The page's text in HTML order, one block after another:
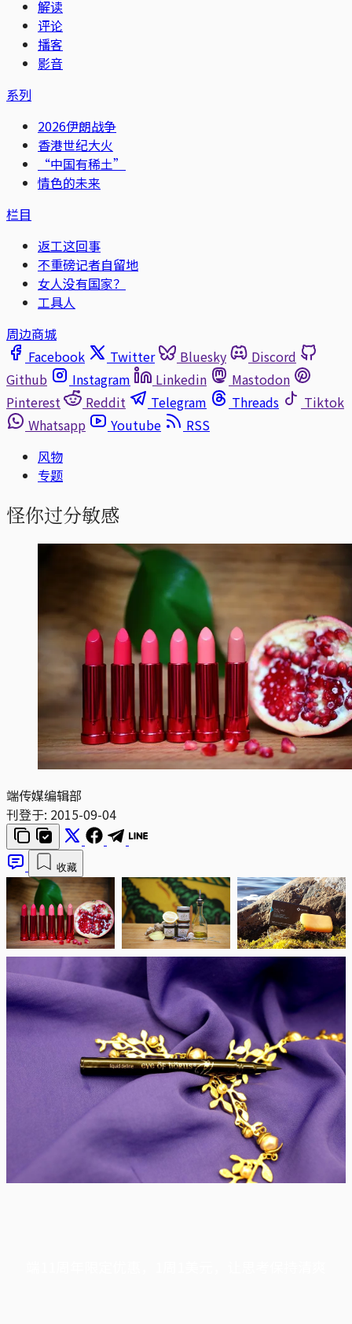
解读
评论
播客
影音
系列
2026伊朗战争
香港世纪大火
“中国有稀土”
情色的未来
栏目
返工这回事
不重磅记者自留地
女人没有国家？
工具人
周边商城
Facebook
Twitter Bluesky
Discord
Github
Instagram Linkedin
Mastodon
Pinterest
Reddit Telegram Threads
Tiktok
Whatsapp
Youtube
RSS
风物
专题
怪你过分敏感
端传媒编辑部
刊登于: 2015-09-04
收藏